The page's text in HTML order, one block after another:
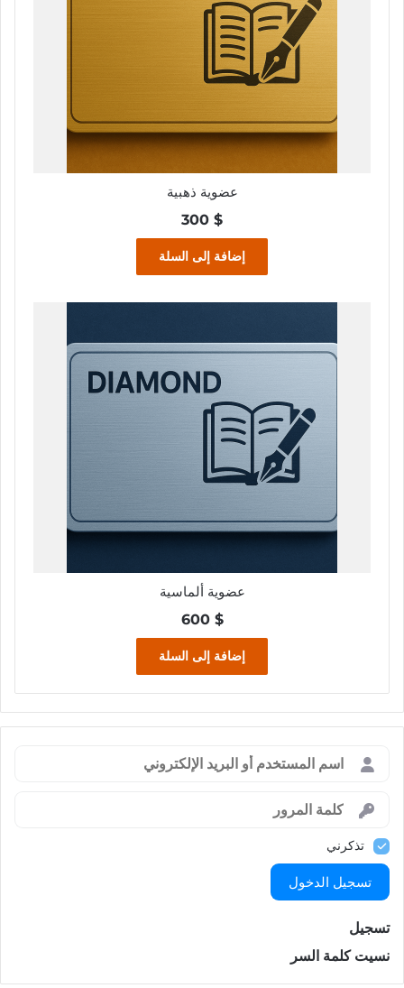
عضوية ذهبية
300 $
إضافة إلى السلة
عضوية ألماسية
600 $
إضافة إلى السلة
تذكرني
تسجيل الدخول
تسجيل
نسيت كلمة السر